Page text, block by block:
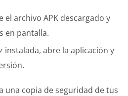
el archivo APK descargado y
en pantalla.
instalada, abre la aplicación y
una copia de seguridad de tus